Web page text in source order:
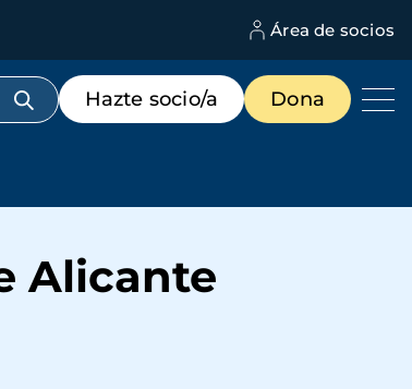
Área de socios
Menú
de
destacados
Hazte socio/a Dona
Alicante